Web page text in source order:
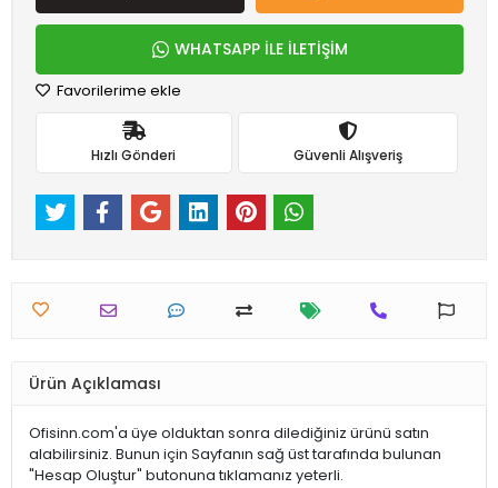
WHATSAPP İLE İLETİŞİM
Favorilerime ekle
Hızlı Gönderi Güvenli Alışveriş
Ürün Açıklaması
Ofisinn.com'a üye olduktan sonra dilediğiniz ürünü satın
alabilirsiniz. Bunun için Sayfanın sağ üst tarafında bulunan
"Hesap Oluştur" butonuna tıklamanız yeterli.